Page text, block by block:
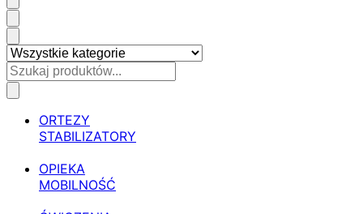
ORTEZY
OPIEKA